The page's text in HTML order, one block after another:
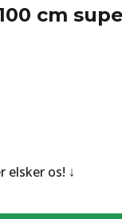
cm
elsker os!